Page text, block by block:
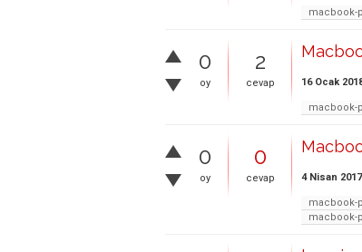
macbook-
0
oy
2
cevap 16 Ocak
macbook-
0
oy
0
cevap 4 Nisan 2017
macbook-
macbook-